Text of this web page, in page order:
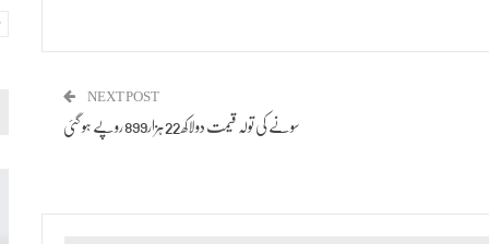
NEXT POST
سونے کی تولہ قیمت دولاکھ 22ہزار899 روپے ہو گئی